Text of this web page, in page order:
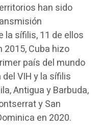
han sido
la sífilis, 11 de ellos
2015, Cuba hizo
país del mundo
VIH y la sífilis
Antigua y Barbuda,
y San
en 2020.